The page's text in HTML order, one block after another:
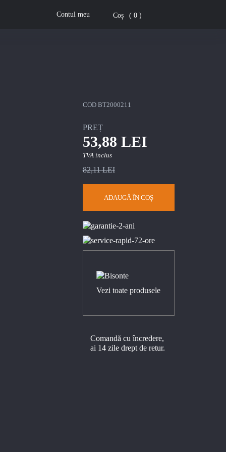
Contul meu Coș 0
CODBT2000211
PREȚ
53,88 LEI
TVA inclus
82,11 LEI
ADAUGĂ ÎN COȘ
Vezi toate produsele
Comandă cu încredere,
ai 14 zile drept de retur.